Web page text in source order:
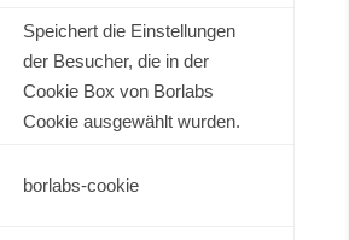
Speichert die Einstellungen
der Besucher, die in der
Cookie Box von Borlabs
Cookie ausgewählt wurden.
borlabs-cookie